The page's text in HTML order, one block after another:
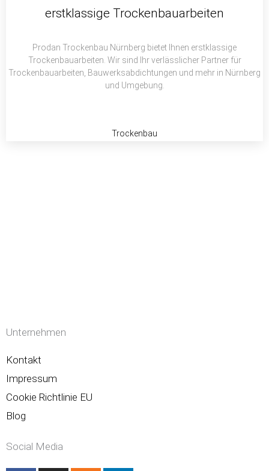
r
p
erstklassige Trockenbauarbeiten
Prodan Trockenbau Nürnberg bietet Ihnen erstklassige
Trockenbauarbeiten. Wir sind Ihr verlässlicher Partner für
Trockenbauarbeiten, Bauwerksabdichtungen und mehr in Nürnberg
und Umgebung.
Trockenbau
Unternehmen
Kontakt
Impressum
Cookie Richtlinie EU
Blog
Social Media